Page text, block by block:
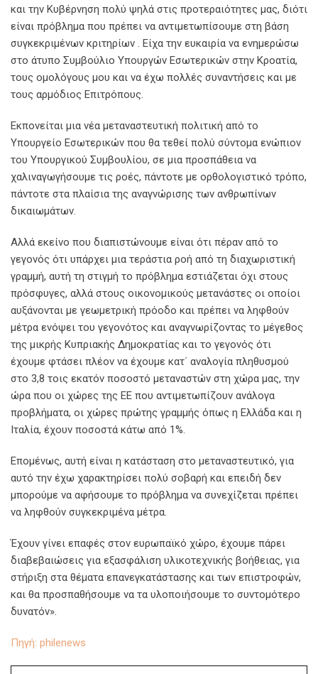
και την Κυβέρνηση πολύ ψηλά στις προτεραιότητες μας, διότι
είναι πρόβλημα που πρέπει να αντιμετωπίσουμε στη βάση
συγκεκριμένων κριτηρίων . Είχα την ευκαιρία να ενημερώσω
στο άτυπο Συμβούλιο Υπουργών Εσωτερικών στην Κροατία,
τους ομολόγους μου και να έχω πολλές συναντήσεις και με
τους αρμόδιος Επιτρόπους.
Εκπονείται μια νέα μεταναστευτική πολιτική από το
Υπουργείο Εσωτερικών που θα τεθεί πολύ σύντομα ενώπιον
του Υπουργικού Συμβουλίου, σε μια προσπάθεια να
χαλιναγωγήσουμε τις ροές, πάντοτε με ορθολογιστικό τρόπο,
πάντοτε στα πλαίσια της αναγνώρισης των ανθρωπίνων
δικαιωμάτων.
Αλλά εκείνο που διαπιστώνουμε είναι ότι πέραν από το
γεγονός ότι υπάρχει μια τεράστια ροή από τη διαχωριστική
γραμμή, αυτή τη στιγμή το πρόβλημα εστιάζεται όχι στους
πρόσφυγες, αλλά στους οικονομικούς μετανάστες οι οποίοι
αυξάνονται με γεωμετρική πρόοδο και πρέπει να ληφθούν
μέτρα ενόψει του γεγονότος και αναγνωρίζοντας το μέγεθος
της μικρής Κυπριακής Δημοκρατίας και το γεγονός ότι
έχουμε φτάσει πλέον να έχουμε κατ΄ αναλογία πληθυσμού
στο 3,8 τοις εκατόν ποσοστό μεταναστών στη χώρα μας, την
ώρα που οι χώρες της ΕΕ που αντιμετωπίζουν ανάλογα
προβλήματα, οι χώρες πρώτης γραμμής όπως η Ελλάδα και η
Ιταλία, έχουν ποσοστά κάτω από 1%.
Επομένως, αυτή είναι η κατάσταση στο μεταναστευτικό, για
αυτό την έχω χαρακτηρίσει πολύ σοβαρή και επειδή δεν
μπορούμε να αφήσουμε το πρόβλημα να συνεχίζεται πρέπει
να ληφθούν συγκεκριμένα μέτρα.
Έχουν γίνει επαφές στον ευρωπαϊκό χώρο, έχουμε πάρει
διαβεβαιώσεις για εξασφάλιση υλικοτεχνικής βοήθειας, για
στήριξη στα θέματα επανεγκατάστασης και των επιστροφών,
και θα προσπαθήσουμε να τα υλοποιήσουμε το συντομότερο
δυνατόν».
Πηγή: philenews